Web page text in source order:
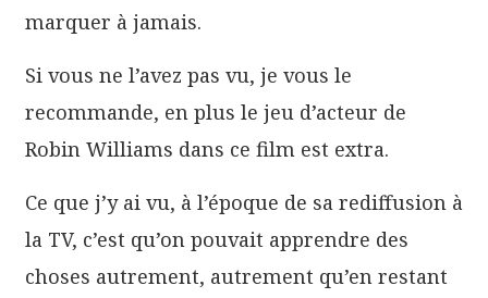
marquer à jamais.
Si vous ne l’avez pas vu, je vous le
recommande, en plus le jeu d’acteur de
Robin Williams dans ce film est extra.
Ce que j’y ai vu, à l’époque de sa rediffusion à
la TV, c’est qu’on pouvait apprendre des
choses autrement, autrement qu’en restant